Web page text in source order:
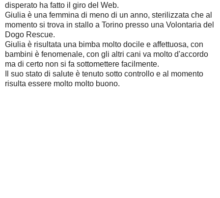
disperato ha fatto il giro del Web.
Giulia è una femmina di meno di un anno, sterilizzata che al
momento si trova in stallo a Torino presso una Volontaria del
Dogo Rescue.
Giulia è risultata una bimba molto docile e affettuosa, con
bambini è fenomenale, con gli altri cani va molto d'accordo
ma di certo non si fa sottomettere facilmente.
Il suo stato di salute è tenuto sotto controllo e al momento
risulta essere molto molto buono.